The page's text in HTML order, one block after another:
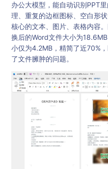
办公大模型，能自动识别PPT
理、重复的边框图标、空白形
核心的文本、图片、表格内容
换后的Word文件大小为
小仅为4.2MB，精简了近70%
了文件臃肿的问题。